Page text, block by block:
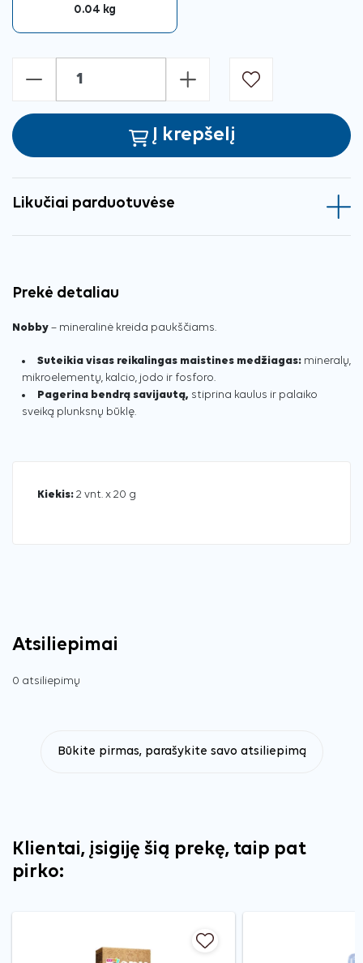
0.04 kg
- +
Į krepšelį
Likučiai parduotuvėse
Prekė detaliau
Nobby – mineralinė kreida paukščiams.
Suteikia visas reikalingas maistines medžiagas: mineralų,
mikroelementų, kalcio, jodo ir fosforo.
Pagerina bendrą savijautą, stiprina kaulus ir palaiko
sveiką plunksnų būklę.
Kiekis: 2 vnt. x 20 g
Atsiliepimai
0 atsiliepimų
Būkite pirmas, parašykite savo atsiliepimą
Klientai, įsigiję šią prekę, taip pat
pirko: